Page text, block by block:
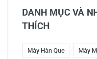
DANH MỤC VÀ
THÍCH
Máy Hàn Que Máy